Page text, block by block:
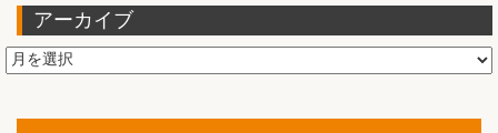
アーカイブ
ア
ー
イ